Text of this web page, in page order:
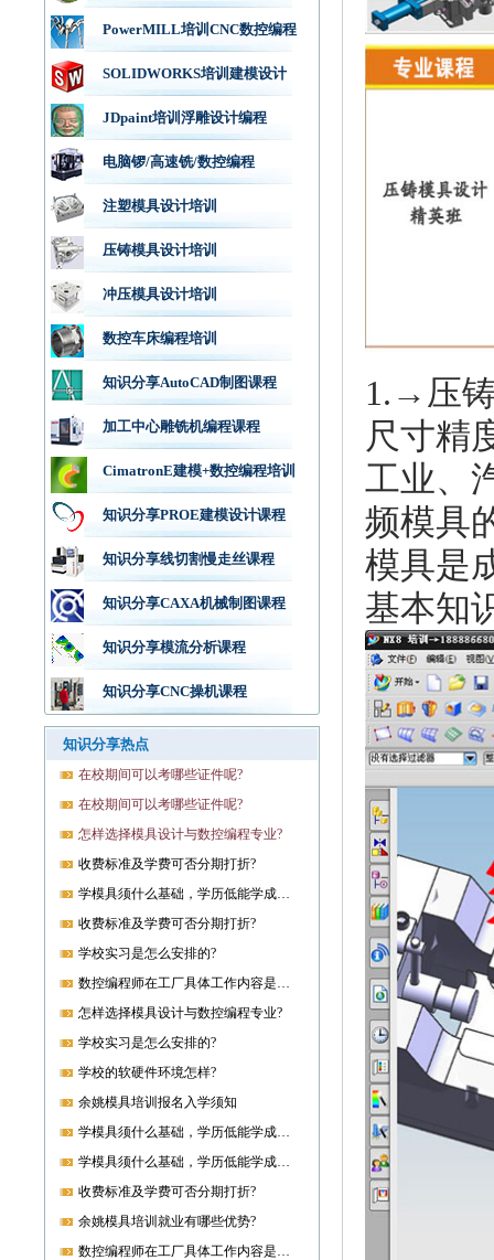
PowerMILL培训CNC数控编程
SOLIDWORKS培训建模设计
JDpaint培训浮雕设计编程
电脑锣/高速铣/数控编程
注塑模具设计培训
压铸模具设计培训
冲压模具设计培训
数控车床编程培训
知识分享AutoCAD制图课程
加工中心雕铣机编程课程
CimatronE建模+数控编程培训
知识分享PROE建模设计课程
知识分享线切割慢走丝课程
知识分享CAXA机械制图课程
知识分享模流分析课程
知识分享CNC操机课程
知识分享热点
在校期间可以考哪些证件呢?
在校期间可以考哪些证件呢?
怎样选择模具设计与数控编程专业?
收费标准及学费可否分期打折?
学模具须什么基础，学历低能学成就业吗?
收费标准及学费可否分期打折?
学校实习是怎么安排的?
数控编程师在工厂具体工作内容是什么?
怎样选择模具设计与数控编程专业?
学校实习是怎么安排的?
学校的软硬件环境怎样?
余姚模具培训报名入学须知
学模具须什么基础，学历低能学成就业吗?
学模具须什么基础，学历低能学成就业吗?
收费标准及学费可否分期打折?
余姚模具培训就业有哪些优势?
数控编程师在工厂具体工作内容是什么?
1.→压
尺寸精
工业、
频模具
模具是
基本知